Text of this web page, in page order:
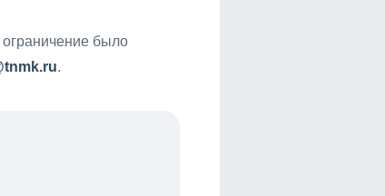
ограничение было
.